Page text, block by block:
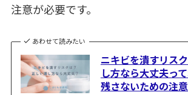
注意が必要です。
あわせて読みたい
ニキビを潰すリス
し方なら大丈夫っ
残さないための注